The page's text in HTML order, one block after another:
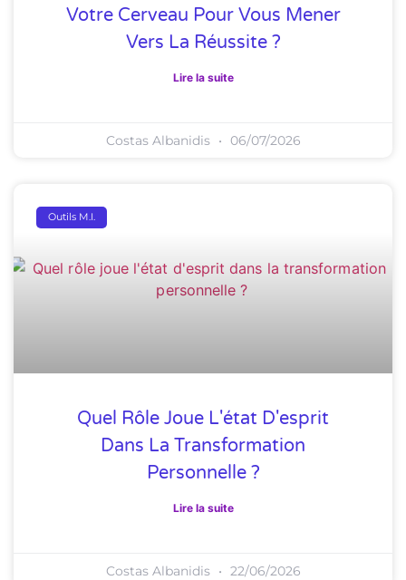
Votre Cerveau Pour Vous Mener
Vers La Réussite ?
Lire la suite
Costas Albanidis 06/07/2026
Outils M.I.
Quel Rôle Joue L'état D'esprit
Dans La Transformation
Personnelle ?
Lire la suite
Costas Albanidis 22/06/2026